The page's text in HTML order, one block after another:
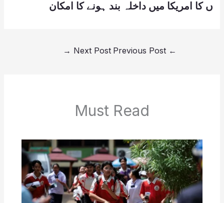
ں کا امریکا میں داخلہ بند ہونے کا امکان
←
Next Post
→
Must Read